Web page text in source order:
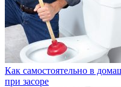
Как самостоятельно в
при засоре